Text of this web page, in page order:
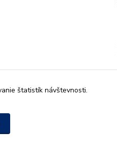
štatistík návštevnosti.